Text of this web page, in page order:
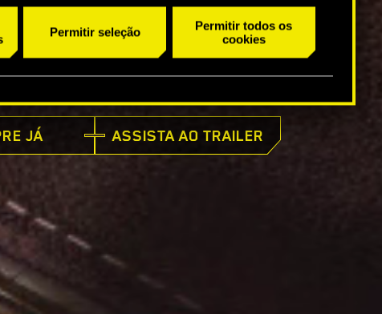
Permitir seleção
Permitir todos os
cookies
JÁ DISPONÍVEL
JÁ ASSISTA AO TRAILER